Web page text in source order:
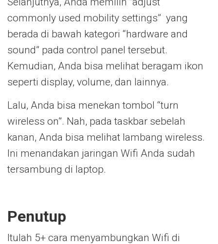
commonly used mobility settings” yang
berada di bawah kategori “hardware and
sound” pada control panel tersebut.
Kemudian, Anda bisa melihat beragam ikon
seperti display, volume, dan lainnya.
Lalu, Anda bisa menekan tombol “turn
wireless on”. Nah, pada taskbar sebelah
kanan, Anda bisa melihat lambang wireless.
Ini menandakan jaringan Wifi Anda sudah
tersambung di laptop.
Penutup
Itulah 5+ cara menyambungkan Wifi di